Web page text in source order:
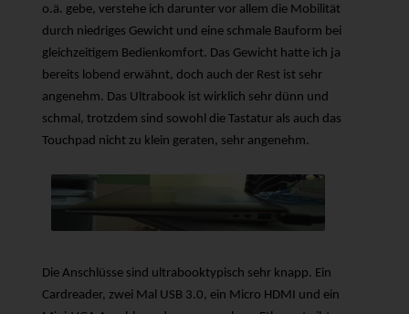
o.ä. gebe, verstehe ich darunter vor allem die Mobilität
durch niedriges Gewicht und eine schmale Bauform bei
gleichzeitigem Bedienkomfort. Das Gewicht hatte ich ja
bereits lobend erwähnt, doch auch der Rest ist sehr
angenehm. Das Ultrabook ist wirklich sehr dünn und
schmal, trotzdem sind sowohl die Tastatur als auch das
Touchpad nicht zu klein geraten, sehr angenehm.
Die Anschlüsse sind ultrabooktypisch sehr knapp. Ein
Cardreader, zwei Mal USB 3.0, ein Micro HDMI und ein